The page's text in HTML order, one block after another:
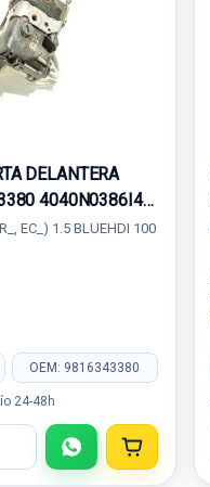
DELANTERA
4040N0386I4
EC_) 1.5 BLUEHDI 100
OEM: 9816343380
24-48h